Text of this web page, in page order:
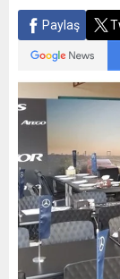
Paylaş